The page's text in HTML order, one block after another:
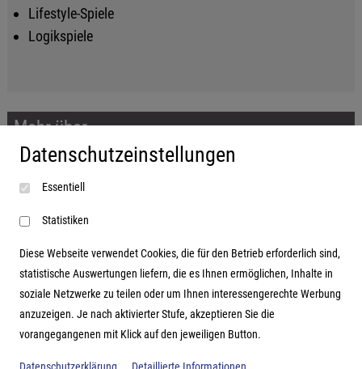
Lifestyle-Spiele
Logikspiele
Mehr über...
Impressum
AGB
Datenschutzerklärung
Adresse
Hutter Trade GmbH + Co KG
Bgm.-Landmann-Platz 1-5
Datenschutzeinstellungen
Essentiell
Statistiken
Diese Webseite verwendet Cookies, die für den Betrieb erforderlich sind,
statistische Auswertungen liefern, die es Ihnen ermöglichen, Inhalte in
soziale Netzwerke zu teilen oder um Ihnen interessengerechte Werbung
anzuzeigen. Je nach aktivierter Stufe, akzeptieren Sie die
vorangegangenen mit Klick auf den jeweiligen Button.